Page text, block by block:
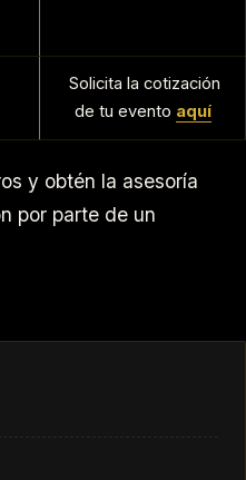
Solicita la cotización
de tu evento aquí
y obtén la asesoría
por parte de un